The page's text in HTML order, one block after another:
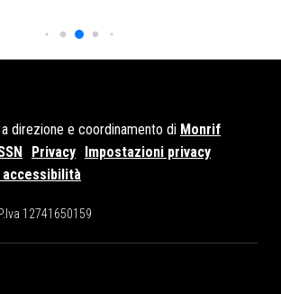
direzione e coordinamento di Monrif
Privacy
Impostazioni privacy
accessibilità
12741650159